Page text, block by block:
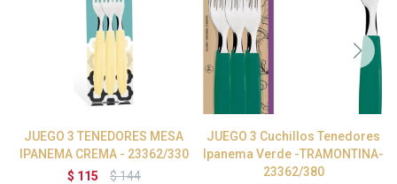
JUEGO 3 TENEDORES MESA
IPANEMA CREMA - 23362/330
$ 115 $144
JUEGO 3 Cuchillos Tenedores
Ipanema Verde -TRAMONTINA-
23362/380